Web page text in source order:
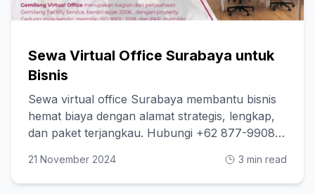
Sewa Virtual Office Surabaya untuk
Bisnis
Sewa virtual office Surabaya membantu bisnis
hemat biaya dengan alamat strategis, lengkap,
dan paket terjangkau. Hubungi +62 877-9908-
21 November 2024 3 min read